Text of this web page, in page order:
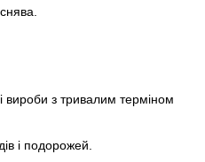
вироби з тривалим терміном
і подорожей.